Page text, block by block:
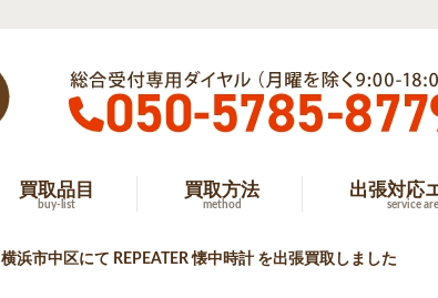
買取品目
buy-list
買取方法
method
出張対応
service
横浜市中区にて REPEATER 懐中時計 を出張買取しました